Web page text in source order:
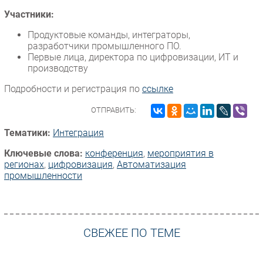
Финансы
Web
Безопасность
Инновации
Здоровье
РАЗДЕЛЫ
Участники:
Продуктовые команды, интеграторы,
разработчики промышленного ПО.
Первые лица, директора по цифровизации, ИТ и
производству
Подробности и регистрация по ссылке
ОТПРАВИТЬ:
Тематики: Интеграция
Ключевые слова: конференция, мероприятия в
регионах, цифровизация, Автоматизация
промышленности
СВЕЖЕЕ ПО ТЕМЕ